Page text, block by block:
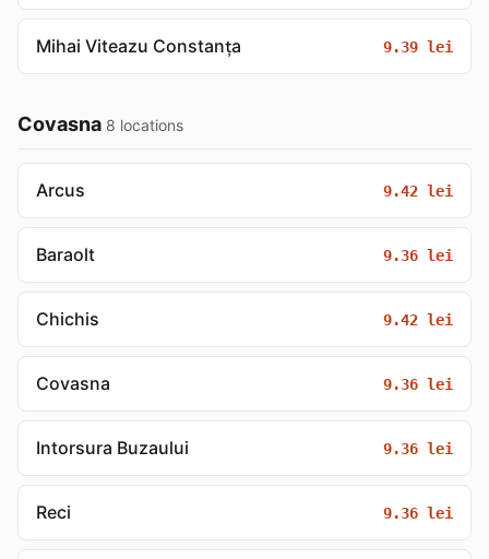
Mihai Viteazu Constanța 9.39 lei
Covasna 8 locations
Arcus 9.42 lei
Baraolt 9.36 lei
Chichis 9.42 lei
Covasna 9.36 lei
Intorsura Buzaului 9.36 lei
Reci 9.36 lei